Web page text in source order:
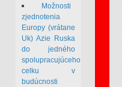
Možnosti
zjednotenia
Europy (vrátane
Uk) Azie Ruska
do jedného
spolupracujúceho
celku v
budúcnosti